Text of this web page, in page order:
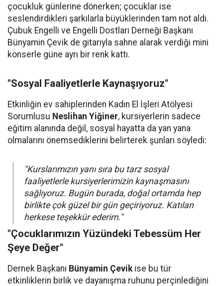
çocukluk günlerine dönerken; çocuklar ise
seslendirdikleri şarkılarla büyüklerinden tam not aldı.
Çubuk Engelli ve Engelli Dostları Derneği Başkanı
Bünyamin Çevik de gitarıyla sahne alarak verdiği mini
konserle güne ayrı bir renk kattı.
"Sosyal Faaliyetlerle Kaynaşıyoruz"
Etkinliğin ev sahiplerinden Kadın El İşleri Atölyesi
Sorumlusu Neslihan Yiğiner, kursiyerlerin sadece
eğitim alanında değil, sosyal hayatta da yan yana
olmalarını önemsediklerini belirterek şunları söyledi:
"Kurslarımızın yanı sıra bu tarz sosyal
faaliyetlerle kursiyerlerimizin kaynaşmasını
sağlıyoruz. Bugün burada, doğal ortamda hep
birlikte çok güzel bir gün geçiriyoruz. Katılan
herkese teşekkür ederim."
"Çocuklarımızın Yüzündeki Tebessüm Her
Şeye Değer"
Dernek Başkanı Bünyamin Çevikise bu tür
etkinliklerin birlik ve dayanışma ruhunu perçinlediğini